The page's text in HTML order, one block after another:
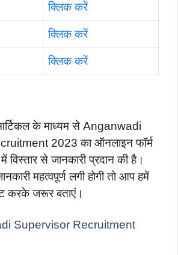
क्लिक करें
क्लिक करें
क्लिक करें
के माध्यम से Anganwadi
2023 का ऑनलाइन फॉर्म
से जानकारी प्रदान की है।
महत्वपूर्ण लगी होगी तो आप हमें
करके जरूर बताएं।
Supervisor Recruitment